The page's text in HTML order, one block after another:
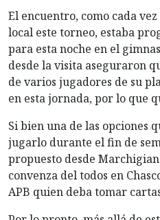
El encuentro, como cada
local este torneo, estaba
para esta noche en el
desde la visita aseguraron
de varios jugadores de su
en esta jornada, por lo que
Si bien una de las opciones
jugarlo durante el fin de
propuesto desde
convenza del todos en
APB quien deba tomar